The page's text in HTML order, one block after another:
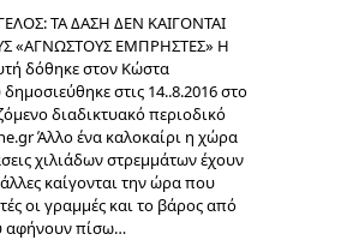
ΤΑ ΔΑΣΗ ΔΕΝ ΚΑΙΓΟΝΤΑΙ
«ΑΓΝΩΣΤΟΥΣ ΕΜΠΡΗΣΤΕΣ» Η
δόθηκε στον Κώστα
στις 14..8.2016 στο
διαδικτυακό περιοδικό
Άλλο ένα καλοκαίρι η χώρα
χιλιάδων στρεμμάτων έχουν
καίγονται την ώρα που
οι γραμμές και το βάρος από
αφήνουν πίσω…